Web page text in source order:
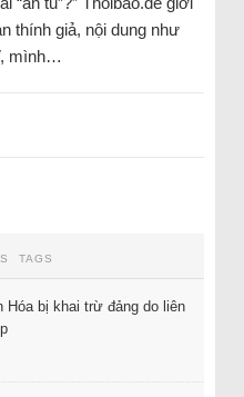
thính giả, nội dung như
mình…
TAGS
Hóa bị khai trừ đảng do liên